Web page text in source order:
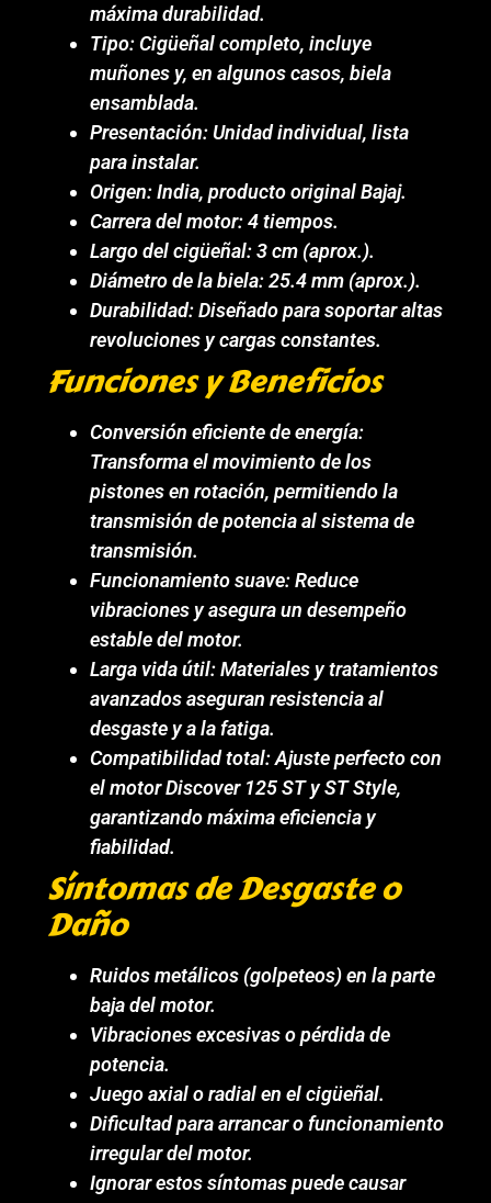
máxima durabilidad.
Tipo: Cigüeñal completo, incluye
muñones y, en algunos casos, biela
ensamblada.
Presentación: Unidad individual, lista
para instalar.
Origen: India, producto original Bajaj.
Carrera del motor: 4 tiempos.
Largo del cigüeñal: 3 cm (aprox.).
Diámetro de la biela: 25.4 mm (aprox.).
Durabilidad: Diseñado para soportar altas
revoluciones y cargas constantes.
Funciones y Beneficios
Conversión eficiente de energía:
Transforma el movimiento de los
pistones en rotación, permitiendo la
transmisión de potencia al sistema de
transmisión.
Funcionamiento suave: Reduce
vibraciones y asegura un desempeño
estable del motor.
Larga vida útil: Materiales y tratamientos
avanzados aseguran resistencia al
desgaste y a la fatiga.
Compatibilidad total: Ajuste perfecto con
el motor Discover 125 ST y ST Style,
garantizando máxima eficiencia y
fiabilidad.
Síntomas de Desgaste o
Daño
Ruidos metálicos (golpeteos) en la parte
baja del motor.
Vibraciones excesivas o pérdida de
potencia.
Juego axial o radial en el cigüeñal.
Dificultad para arrancar o funcionamiento
irregular del motor.
Ignorar estos síntomas puede causar